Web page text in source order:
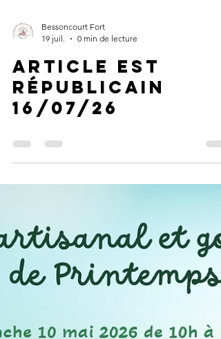
Bessoncourt Fort
Article Est
Républicain
16/07/26